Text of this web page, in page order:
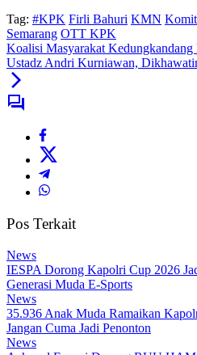
Tag: #KPK Firli Bahuri KMN
Semarang OTT KPK
Koalisi Masyarakat
Ustadz Andri Kurniawan,
Pos Terkait
News
IESPA Dorong Kapolri Cup 2026
Generasi Muda E-Sports
News
35.936 Anak Muda Ramaikan
Jangan Cuma Jadi Penonton
News